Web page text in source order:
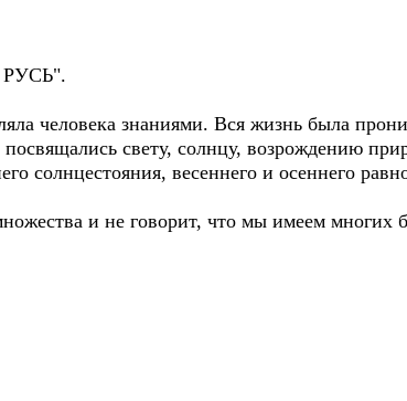
человека знаниями. Вся жизнь была
свету, солнцу, возрождению
солнцестояния, весеннего и осеннего
и не говорит, что мы имеем многих